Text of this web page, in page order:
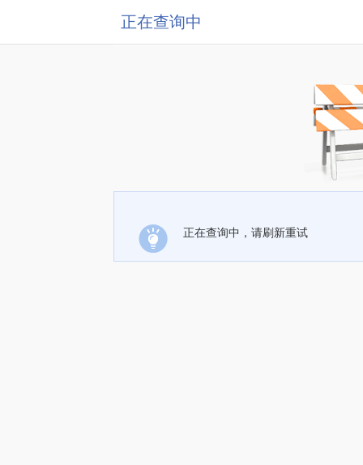
正在查询中
正在查询中，请刷新重试